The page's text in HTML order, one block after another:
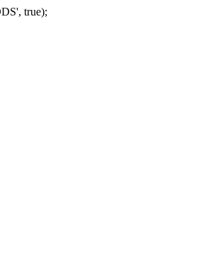
true);